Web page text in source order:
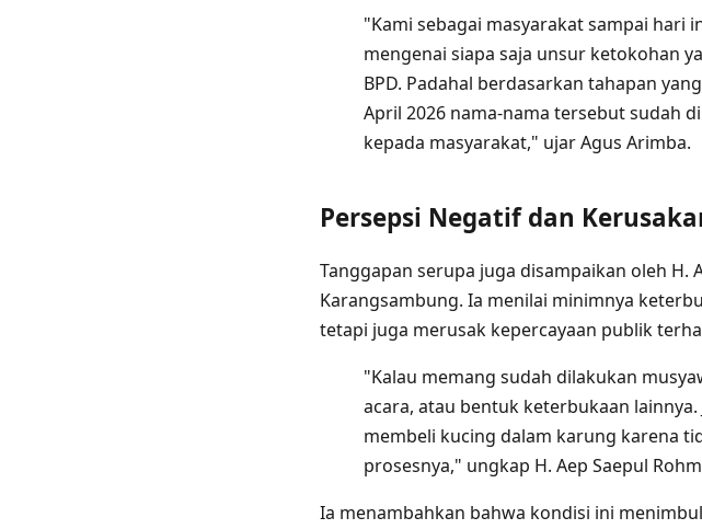
"Kami sebagai masyarakat sampai hari
mengenai siapa saja unsur ketokohan
BPD. Padahal berdasarkan tahapan
April 2026 nama-nama tersebut sudah
kepada masyarakat," ujar Agus Arimba.
Persepsi Negatif dan
Tanggapan serupa juga disampaikan oleh H.
Karangsambung. Ia menilai minimnya
tetapi juga merusak kepercayaan publik
"Kalau memang sudah dilakukan
acara, atau bentuk keterbukaan
membeli kucing dalam karung karena
prosesnya," ungkap H. Aep Saepul
Ia menambahkan bahwa kondisi ini